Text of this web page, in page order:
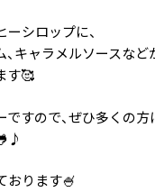
シロップに、
キャラメルソースなど
す🥰
すので、ぜひ多くの
おります🍧